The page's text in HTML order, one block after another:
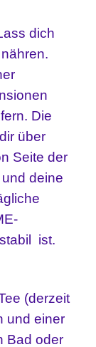
dich
Die
über
Seite der
deine
ist.
(derzeit
und einer
Bad oder